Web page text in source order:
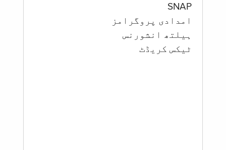
SNAP
امدادی پروگرامز
‏ہیلتھ انشورنس
ٹیکس کریڈٹ